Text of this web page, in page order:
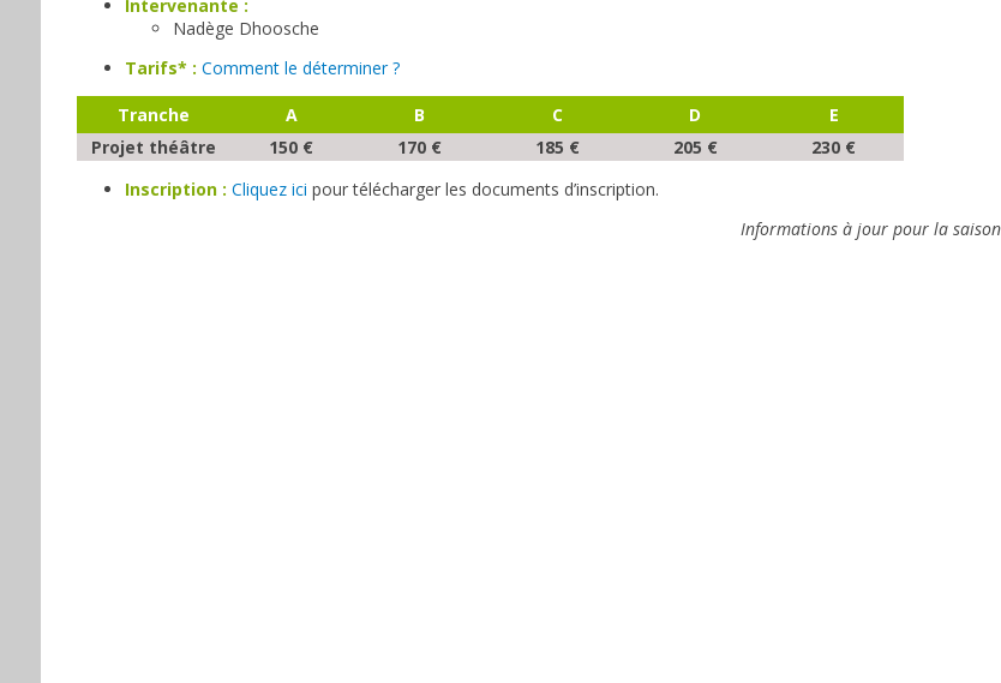
Intervenante :
Nadège Dhoosche
Tarifs* : Comment le déterminer ?
Tranche A B C D
E
Projet théâtre
150 € 170 € 185 € 205 €
230 €
Inscription : Cliquez ici pour télécharger les documents d’inscription.
Informations à jour pour la